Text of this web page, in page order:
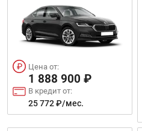
Цена от:
1 888 900 ₽
В кредит от:
25 772 ₽/мес.